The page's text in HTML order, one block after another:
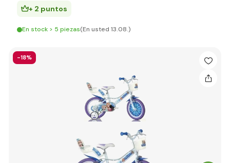
+ 2 puntos
En stock > 5 piezas(En usted 13.08.)
-18%